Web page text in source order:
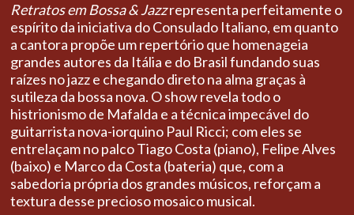
Retratos em Bossa & Jazzrepresenta perfeitamente o
espírito da iniciativa do Consulado Italiano, em quanto
a cantora propõe um repertório que homenageia
grandes autores da Itália e do Brasil fundando suas
raízes no jazz e chegando direto na alma graças à
sutileza da bossa nova. O show revela todo o
histrionismo de Mafalda e a técnica impecável do
guitarrista nova-iorquino Paul Ricci; com eles se
entrelaçam no palco Tiago Costa (piano), Felipe Alves
(baixo) e Marco da Costa (bateria) que, com a
sabedoria própria dos grandes músicos, reforçam a
textura desse precioso mosaico musical.